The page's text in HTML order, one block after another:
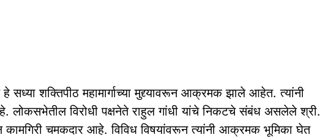
शक्तिपीठ महामार्गाच्या मुद्द्यावरून आक्रमक झाले आहेत. त्यांनी
विरोधी पक्षनेते राहुल गांधी यांचे निकटचे संबंध असलेले श्री.
कामगिरी चमकदार आहे. विविध विषयांवरून त्यांनी आक्रमक भूमिका घेत